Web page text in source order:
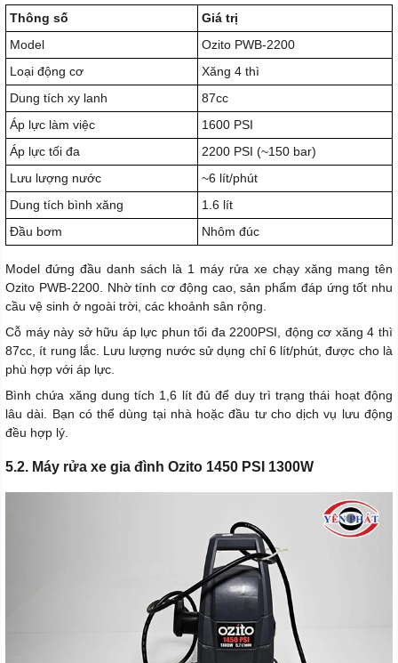
Thông số
Giá trị
Model
Ozito PWB-2200
Loại động cơ
Xăng 4 thì
Dung tích xy lanh
87cc
Áp lực làm việc
1600 PSI
Áp lực tối đa
2200 PSI (~150 bar)
Lưu lượng nước
~6 lít/phút
Dung tích bình xăng
1.6 lít
Đầu bơm
Nhôm đúc
Model đứng đầu danh sách là 1 máy rửa xe chạy xăng mang tên
Ozito PWB-2200. Nhờ tính cơ động cao, sản phẩm đáp ứng tốt nhu
cầu vệ sinh ở ngoài trời, các khoảnh sân rộng.
Cỗ máy này sở hữu áp lực phun tối đa 2200PSI, động cơ xăng 4 thì
87cc, ít rung lắc. Lưu lượng nước sử dụng chỉ 6 lít/phút, được cho là
phù hợp với áp lực.
Bình chứa xăng dung tích 1,6 lít đủ để duy trì trạng thái hoạt động
lâu dài. Bạn có thể dùng tại nhà hoặc đầu tư cho dịch vụ lưu động
đều hợp lý.
5.2. Máy rửa xe gia đình Ozito 1450 PSI 1300W